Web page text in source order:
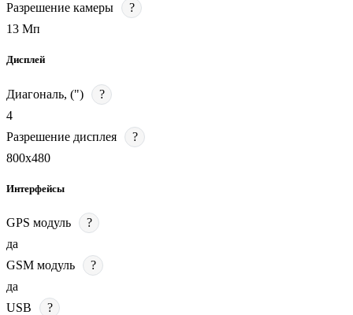
Разрешение камеры
?
13 Мп
Дисплей
Диагональ, (")
?
4
Разрешение дисплея
?
800х480
Интерфейсы
GPS модуль
?
да
GSM модуль
?
да
USB
?